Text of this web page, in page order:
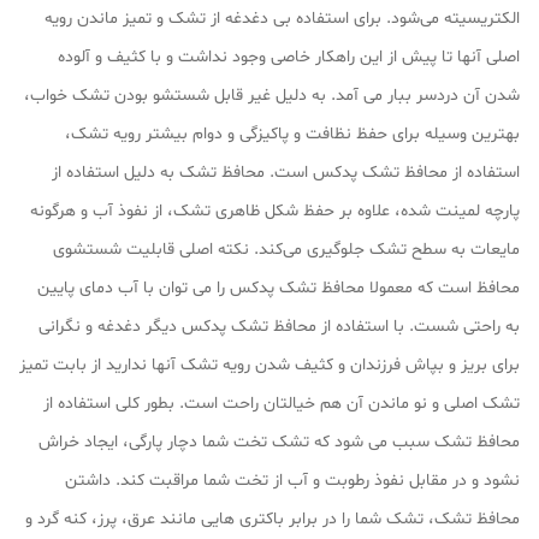
الکتریسیته می‌شود. برای استفاده بی دغدغه از تشک و تمیز ماندن رویه
اصلی آنها تا پیش از این راهکار خاصی وجود نداشت و با کثیف و آلوده
شدن آن دردسر ببار می آمد. به دلیل غیر قابل شستشو بودن تشک خواب،
بهترین وسیله برای حفظ نظافت و پاکیزگی و دوام بیشتر رویه تشک،
استفاده از محافظ تشک پدکس است. محافظ تشک به دلیل استفاده از
پارچه لمینت شده‌، علاوه بر حفظ شکل ظاهری تشک، از نفوذ آب و هرگونه
مایعات به سطح تشک جلوگیری می‌کند. نکته اصلی قابلیت شستشوی
محافظ است که معمولا محافظ تشک پدکس را می‌ توان با آب دمای پایین
به راحتی شست. با استفاده از محافظ تشک پدکس دیگر دغدغه و نگرانی
برای بریز و بپاش فرزندان و کثیف شدن رویه تشک آنها ندارید از بابت تمیز
تشک اصلی و نو ماندن آن هم خیالتان راحت است. بطور کلی استفاده از
محافظ تشک سبب می‌ شود که تشک تخت شما دچار پارگی، ایجاد خراش
نشود و در مقابل نفوذ رطوبت و آب از تخت شما مراقبت کند. داشتن
محافظ تشک، تشک شما را در برابر باکتری‌ هایی مانند عرق، پرز، کنه گرد و